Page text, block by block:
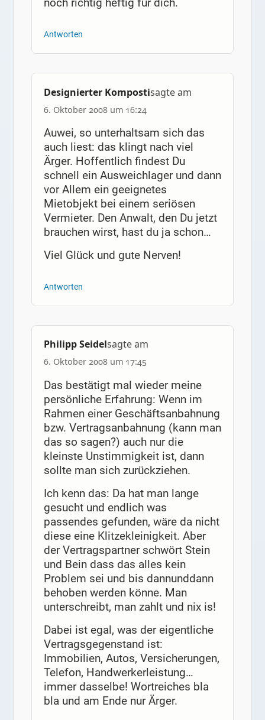
noch richtig heftig für dich.
Antworten
Designierter Kompostisagte am
6. Oktober 2008 um 16:24
Auwei, so unterhaltsam sich das
auch liest: das klingt nach viel
Ärger. Hoffentlich findest Du
schnell ein Ausweichlager und dann
vor Allem ein geeignetes
Mietobjekt bei einem seriösen
Vermieter. Den Anwalt, den Du jetzt
brauchen wirst, hast du ja schon…
Viel Glück und gute Nerven!
Antworten
Philipp Seidelsagte am
6. Oktober 2008 um 17:45
Das bestätigt mal wieder meine
persönliche Erfahrung: Wenn im
Rahmen einer Geschäftsanbahnung
bzw. Vertragsanbahnung (kann man
das so sagen?) auch nur die
kleinste Unstimmigkeit ist, dann
sollte man sich zurückziehen.
Ich kenn das: Da hat man lange
gesucht und endlich was
passendes gefunden, wäre da nicht
diese eine Klitzekleinigkeit. Aber
der Vertragspartner schwört Stein
und Bein dass das alles kein
Problem sei und bis dannunddann
behoben werden könne. Man
unterschreibt, man zahlt und nix is!
Dabei ist egal, was der eigentliche
Vertragsgegenstand ist:
Immobilien, Autos, Versicherungen,
Telefon, Handwerkerleistung…
immer dasselbe! Wortreiches bla
bla und am Ende nur Ärger.